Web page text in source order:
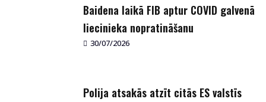
Baidena laikā FIB aptur COVID galvenā
liecinieka nopratināšanu
30/07/2026
Polija atsakās atzīt citās ES valstīs